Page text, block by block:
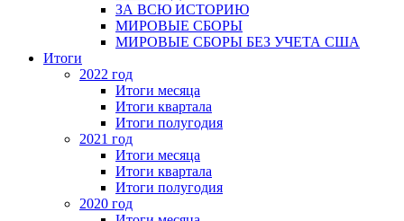
ЗА ВСЮ ИСТОРИЮ
МИРОВЫЕ СБОРЫ
МИРОВЫЕ СБОРЫ БЕЗ УЧЕТА США
Итоги
2022 год
Итоги месяца
Итоги квартала
Итоги полугодия
2021 год
Итоги месяца
Итоги квартала
Итоги полугодия
2020 год